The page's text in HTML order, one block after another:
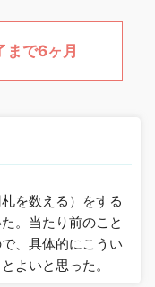
まで6ヶ月
を数える）をする
。当たり前のこと
、具体的にこうい
よいと思った。